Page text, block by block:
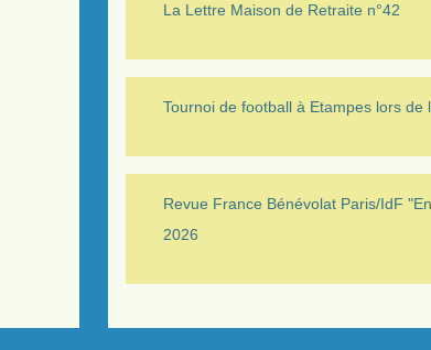
La Lettre Maison de Retraite n°42
Tournoi de football à Etampes lors
Revue France Bénévolat Paris/IdF
2026